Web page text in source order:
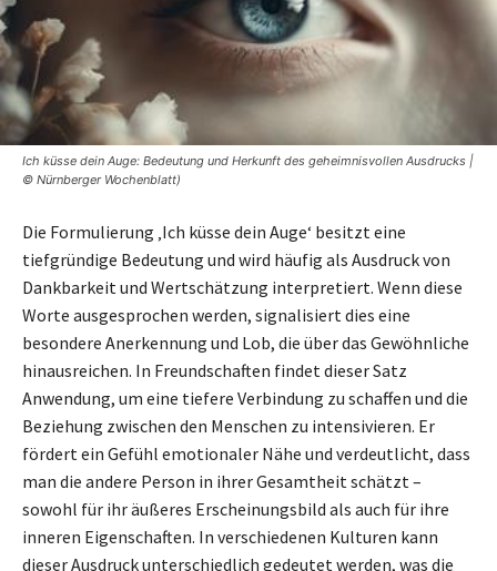
Ich küsse dein Auge: Bedeutung und Herkunft des geheimnisvollen Ausdrucks |
© Nürnberger Wochenblatt)
Die Formulierung ‚Ich küsse dein Auge‘ besitzt eine
tiefgründige Bedeutung und wird häufig als Ausdruck von
Dankbarkeit und Wertschätzung interpretiert. Wenn diese
Worte ausgesprochen werden, signalisiert dies eine
besondere Anerkennung und Lob, die über das Gewöhnliche
hinausreichen. In Freundschaften findet dieser Satz
Anwendung, um eine tiefere Verbindung zu schaffen und die
Beziehung zwischen den Menschen zu intensivieren. Er
fördert ein Gefühl emotionaler Nähe und verdeutlicht, dass
man die andere Person in ihrer Gesamtheit schätzt –
sowohl für ihr äußeres Erscheinungsbild als auch für ihre
inneren Eigenschaften. In verschiedenen Kulturen kann
dieser Ausdruck unterschiedlich gedeutet werden, was die